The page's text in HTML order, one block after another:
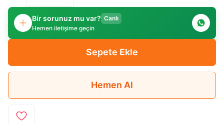
Bir sorunuz mu var? Canlı
Hemen iletişime geçin
Sepete Ekle
Hemen Al